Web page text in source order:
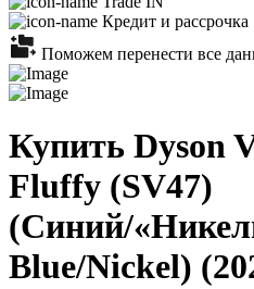
Кредит и рассрочка
Поможем перенести все
Купить Dyson
Fluffy (SV47)
(Синий/
Blue/Nickel)